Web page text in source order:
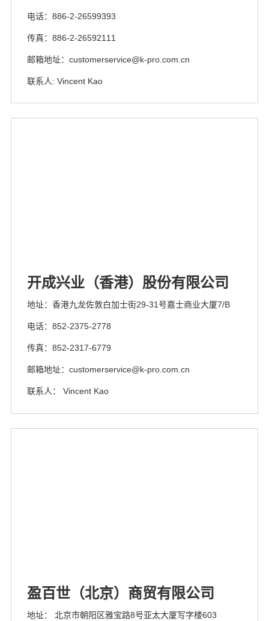
电话：886-2-26599393
传真：886-2-26592111
邮箱地址：customerservice@k-pro.com.cn
联系人: Vincent Kao
开成兴业（香港）股份有限公司
地址：香港九龙佐敦白加士街29-31号嘉士商业大厦7/B
电话：852-2375-2778
传真：852-2317-6779
邮箱地址：customerservice@k-pro.com.cn
联系人： Vincent Kao
盈百世（北京）商贸有限公司
地址： 北京市朝阳区雅宝路8号亚太大厦写字楼603